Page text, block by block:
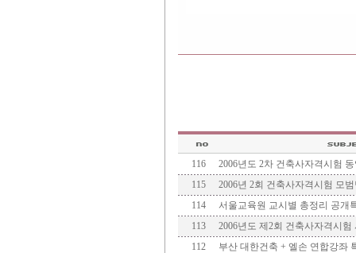
116
2006년도 2차 건축사자격시험
115
2006년 2회 건축사자격시험 모
114
서울교육원 교시별 총정리 공개
113
2006년도 제2회 건축사자격시험
112
부산 대한건축 + 엘손 연합강좌